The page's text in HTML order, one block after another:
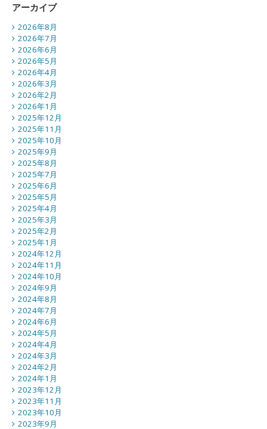
アーカイブ
2026年8月
2026年7月
2026年6月
2026年5月
2026年4月
2026年3月
2026年2月
2026年1月
2025年12月
2025年11月
2025年10月
2025年9月
2025年8月
2025年7月
2025年6月
2025年5月
2025年4月
2025年3月
2025年2月
2025年1月
2024年12月
2024年11月
2024年10月
2024年9月
2024年8月
2024年7月
2024年6月
2024年5月
2024年4月
2024年3月
2024年2月
2024年1月
2023年12月
2023年11月
2023年10月
2023年9月